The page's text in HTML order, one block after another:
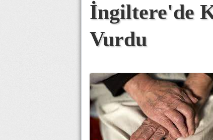
İngiltere'de
Vurdu